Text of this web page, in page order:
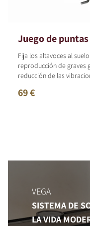
Juego de
Fija los altavoces al
reproducción de graves
reducción de las
69 €
VEGA
SISTEMA DE
LA VIDA